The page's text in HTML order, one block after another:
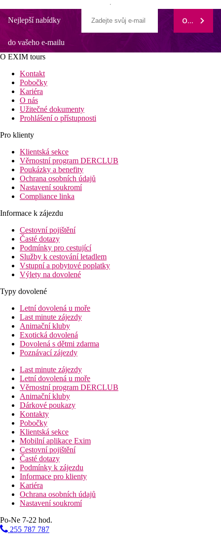
Nejlepší nabídky
do vašeho e-mailu
ODEBÍRAT
O EXIM tours
Kontakt
Pobočky
Kariéra
O nás
Užitečné dokumenty
Prohlášení o přístupnosti
Pro klienty
Klientská sekce
Věrnostní program DERCLUB
Poukázky a benefity
Ochrana osobních údajů
Nastavení soukromí
Compliance linka
Informace k zájezdu
Cestovní pojištění
Časté dotazy
Podmínky pro cestující
Služby k cestování letadlem
Vstupní a pobytové poplatky
Výlety na dovolené
Typy dovolené
Letní dovolená u moře
Last minute zájezdy
Animační kluby
Exotická dovolená
Dovolená s dětmi zdarma
Poznávací zájezdy
Last minute zájezdy
Letní dovolená u moře
Věrnostní program DERCLUB
Animační kluby
Dárkové poukazy
Kontakty
Pobočky
Klientská sekce
Mobilní aplikace Exim
Cestovní pojištění
Časté dotazy
Podmínky k zájezdu
Informace pro klienty
Kariéra
Ochrana osobních údajů
Nastavení soukromí
Po-Ne 7-22 hod.
255 787 787